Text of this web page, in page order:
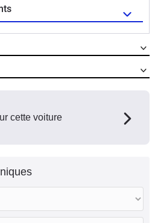
cette voiture